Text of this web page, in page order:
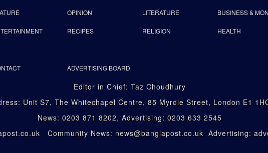
OPINION LITERATURE BUSINESS &
RECIPES RELIGION HEALTH
ADVERTISING BOARD
Editor in Chief: Taz Choudhury
Unit S7, The Whitechapel Centre, 85 Myrdle Street, London E1
News: 0203 871 8202, Advertising: 0203 633 2545
Community News: news@banglapost.co.uk Advertising: